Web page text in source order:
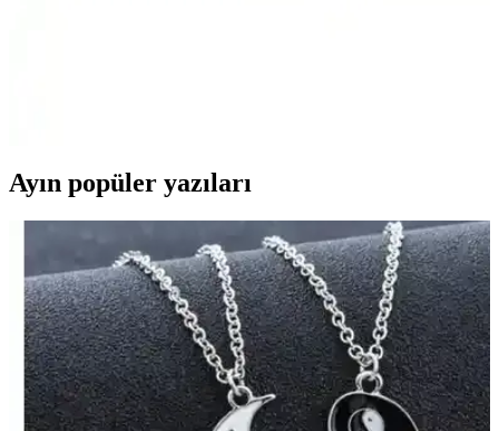
Ayın popüler yazıları